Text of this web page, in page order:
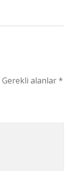
Gerekli alanlar*